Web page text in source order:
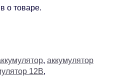
о товаре.
, аккумулятор
12В,